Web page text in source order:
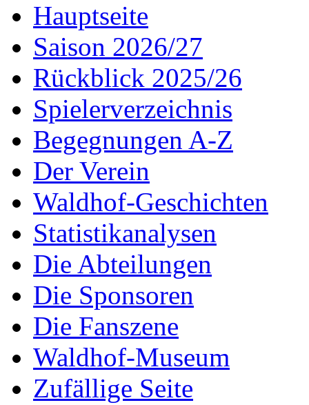
Hauptseite
Saison 2026/27
Rückblick 2025/26
Spielerverzeichnis
Begegnungen A-Z
Der Verein
Waldhof-Geschichten
Statistikanalysen
Die Abteilungen
Die Sponsoren
Die Fanszene
Waldhof-Museum
Zufällige Seite